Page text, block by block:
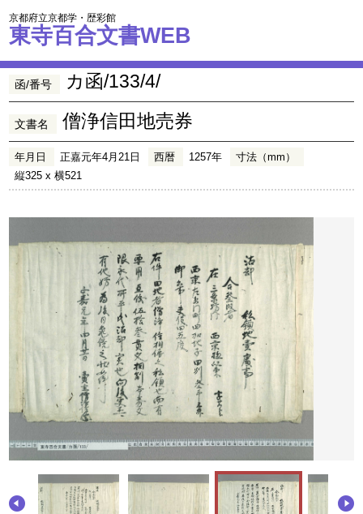
京都府立京都学・歴彩館
東寺百合文書WEB
函/番号 カ函/133/4/
文書名 僧浄信田地売券
年月日 正嘉元年4月21日 西暦 1257年
寸法（mm）
縦325 x 横521